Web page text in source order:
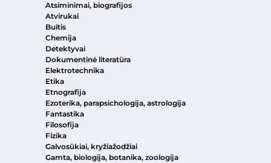
Atsiminimai, biografijos
Atvirukai
Buitis
Chemija
Detektyvai
Dokumentinė literatūra
Elektrotechnika
Etika
Etnografija
Ezoterika, parapsichologija, astrologija
Fantastika
Filosofija
Fizika
Galvosūkiai, kryžiažodžiai
Gamta, biologija, botanika, zoologija